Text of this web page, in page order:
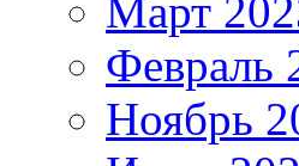
Март
Февраль
Ноябрь